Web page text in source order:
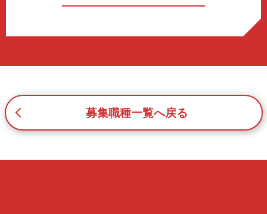
3. プライバシー尊重
4. 法令等の遵守
応募者等の個人情報の取得、利用その他一切の取り扱いに
令、及び本プライバシーポリシーを遵守します。
募集職種一覧へ戻る